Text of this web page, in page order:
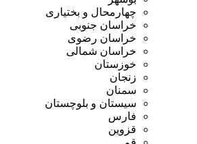
چهارمحال و بختیاری
خراسان جنوبی
خراسان رضوی
خراسان شمالی
خوزستان
زنجان
سمنان
سیستان و بلوچستان
فارس
قزوین